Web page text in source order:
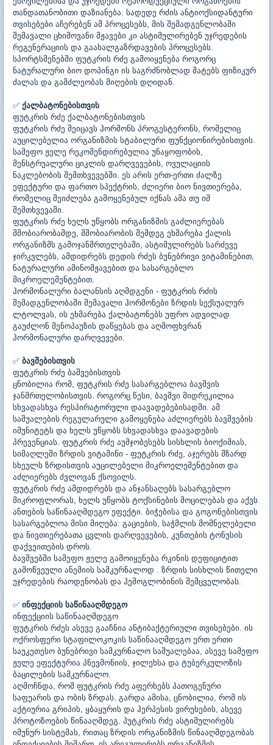
თანდათანობითი დაზიანება. სადედე რძის ანტიოქსიდანტური
თვისებები აჩერებენ ამ პროცესებს, მის შემადგენლობაში
შემავალი ცხიმოვანი მჟავები კი ასტიმულირებენ უჯრედების
რეგენერაციის და გაახალგაზრდავების პროცესებს.
სპორტსმენებში ფუტკრის რძე გამოიყენება როგორც
ნატურალური ბიო დოპინგი ის საგრძნობლად მატებს ფიზიკურ
ძალას და გამძლეობას მიღების დღიდან.
✅ ქალბატონებისთვის
ფუტკრის რძე ქალბატონებისთვის
ფუტკრის რძე შეიცავს ჰორმონს პროგესტერონს, რომელიც
აუცილებელია ორგანიზმის სტაბილური ფუნქციონირებისთვის.
სამეფო ჟელე რეკომენდირებულია უნაყოფობის,
მენსტრუალური ციკლის დარღვევების, ოვულაციის
ნაკლებობის შემთხვევებში. ეს არის ერთ-ერთი ძალზე
ეფექტური და ფართო სპექტრის, ძლიერი ბიო ნივთიერება,
რომელიც შეიძლება გამოყენებულ იქნას ამა თუ იმ
შემთხვევაში.
ფუტკრის რძე ხელს უწყობს ორგანიზმის გაძლიერებას
მშობიარობამდე, მშობიარობის შემდეგ ეხმარება ქალის
ორგანიზმს გამოჯანმრთელებაში, ასტიმულირებს სარძევე
ჯირკვლებს, ამდიდრებს დედის რძეს ბუნებრივი ვიტამინებით,
ნატურალური ამინომჟავებით და სასარგებლო
მიკროელემენტებით.
ჰორმონალური ბალანსის აღმდგენი - ფუტკრის რძის
შემადგენლობაში შემავალი ჰორმონები ზრდის სექსუალურ
ლტოლვას, ის ეხმარება ქალბატონებს უფრო ადვილად
გაუძლონ მენოპაუზის დაწყებას და აღმოფხვრან
ჰორმონალური დარღვევები.
✅ ბავშებისთვის
ფუტკრის რძე ბაშვებისთვის
ცნობილია რომ, ფუტკრის რძე სასარგებლოა ბავშვის
ჯანმრთელობისთვის. როგორც წესი, ბავშვი მიდრეკილია
სხვადასხვა რესპირატორული დაავადებებისადმი. ამ
საშუალების რეგულარული გამოყენება აძლიერებს ბავშვების
იმუნიტეტს და ხელს უწყობს სხვადასხვა დაავადების
პრევენციას. ფუტკრის რძე აუმჯობესებს სისხლის ბიოქიმიას,
სიმაღლეში ზრდის ვიტამინი - ფუტკრის რძე, აჯერებს მზარდ
სხეულს ზრდისთვის აუცილებელი მიკროელემენტებით და
აძლიერებს ძვლოვან ქსოვილს.
ფუტკრის რძე ამდიდრებს და ანჯანსაღებს სასარგებლო
მიკროფლორას, ხელს უწყობს ტოქსინების მოცილებას და აქვს
ანთების საწინააღმდეგო ეფექტი. ბიჭებისა და გოგონებისთვის
სასარგებლოა მისი მიღება: გაციების, საჭმლის მომნელებელი
და ნივთიერებათა ცვლის დარღვევების, კუნთების ტონუსის
დაქვეითების დროს.
ბავშვებში სამეფო ჟელე გამოიყენება რკინის დეფიციტით
გამოწვეული ანემიის სამკურნალოდ . ზრდის სისხლის წითელი
უჯრედების რაოდენობას და ჰემოგლობინის შემცველობას.
✅ ინფექციის საწინააღმდეგო
ინფექციის საწინააღმდეგო
ფუტკრის რძეს ასევე გააჩნია ანტიბაქტერიული თვისებები. ის
ოქროსფერი სტაფილოკოკის საწინააღმდეგო ერთ ერთი
საუკეთესო ბუნებრივი სამკურნალო საშუალებაა, ასევე სამეფო
ჟელე ეფექტურია პნევმონიის, ჯილეხსა და ტუბერკულოზის
ბაცილების სამკურნალო.
აღმოჩნდა, რომ ფუტკრის რძე აფერხებს პათოგენური
საფუარის და ობის ზრდას. გარდა ამისა, ცნობილია, რომ ის
აქტიურია გრიპის, ყბაყურის და ჰერპესის ვირუსების, ასევე
პროტოზოების წინააღმდეგ. პუტკრის რძე ასტიმულირებს
იმუნურ სისტემას, რითაც ზრდის ორგანიზმის წინააღმდეგობას